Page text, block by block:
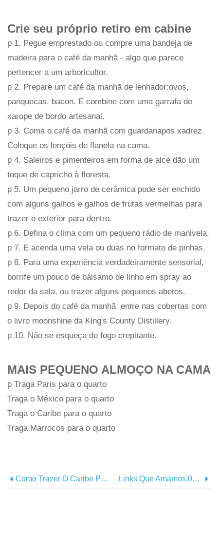
Crie seu próprio retiro em cabine
p 1. Pegue emprestado ou compre uma bandeja de
madeira para o café da manhã - algo que parece
pertencer a um arboricultor.
p 2. Prepare um café da manhã de lenhador:ovos,
panquecas, bacon. E combine com uma garrafa de
xarope de bordo artesanal.
p 3. Coma o café da manhã com guardanapos xadrez.
Coloque os lençóis de flanela na cama.
p 4. Saleiros e pimenteiros em forma de alce dão um
toque de capricho à floresta.
p 5. Um pequeno jarro de cerâmica pode ser enchido
com alguns galhos e galhos de frutas vermelhas para
trazer o exterior para dentro.
p 6. Defina o clima com um pequeno rádio de manivela.
p 7. E acenda uma vela ou duas no formato de pinhas.
p 8. Para uma experiência verdadeiramente sensorial,
borrife um pouco de bálsamo de linho em spray ao
redor da sala, ou trazer alguns pequenos abetos.
p 9. Depois do café da manhã, entre nas cobertas com
o livro moonshine da King's County Distillery.
p 10. Não se esqueça do fogo crepitante.
MAIS PEQUENO ALMOÇO NA CAMA
p Traga Paris para o quarto
Traga o México para o quarto
Traga o Caribe para o quarto
Traga Marrocos para o quarto
Como Trazer O Caribe Para O Quarto Links Que Amamos:02/09/14